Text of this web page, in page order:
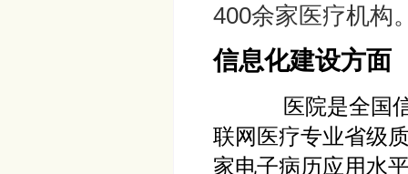
400余家医疗机构
信息化建设方面
医院是全国信息
联网医疗专业省级
家电子病历应用水